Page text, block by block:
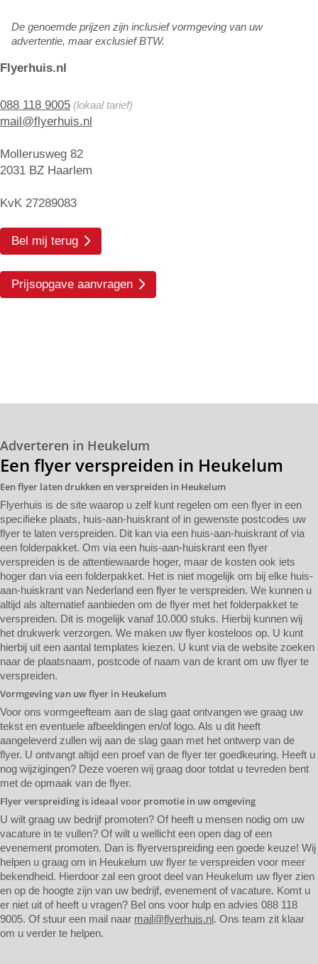
Flyerhuis.nl
088 118 9005 (lokaal tarief)
mail@flyerhuis.nl
Mollerusweg 82
2031 BZ Haarlem
KvK 27289083
Bel mij terug
Prijsopgave aanvragen
De genoemde prijzen zijn inclusief vormgeving van uw
advertentie, maar exclusief BTW.
Adverteren in Heukelum
Een flyer verspreiden in Heukelum
Een flyer laten drukken en verspreiden in Heukelum
Flyerhuis is de site waarop u zelf kunt regelen om een flyer in een
specifieke plaats, huis-aan-huiskrant of in gewenste postcodes uw
flyer te laten verspreiden. Dit kan via een huis-aan-huiskrant of via
een folderpakket. Om via een huis-aan-huiskrant een flyer
verspreiden is de attentiewaarde hoger, maar de kosten ook iets
hoger dan via een folderpakket. Het is niet mogelijk om bij elke huis-
aan-huiskrant van Nederland een flyer te verspreiden. We kunnen u
altijd als alternatief aanbieden om de flyer met het folderpakket te
verspreiden. Dit is mogelijk vanaf 10.000 stuks. Hierbij kunnen wij
het drukwerk verzorgen. We maken uw flyer kosteloos op. U kunt
hierbij uit een aantal templates kiezen. U kunt via de website zoeken
naar de plaatsnaam, postcode of naam van de krant om uw flyer te
verspreiden.
Vormgeving van uw flyer in Heukelum
Voor ons vormgeefteam aan de slag gaat ontvangen we graag uw
tekst en eventuele afbeeldingen en/of logo. Als u dit heeft
aangeleverd zullen wij aan de slag gaan met het ontwerp van de
flyer. U ontvangt altijd een proef van de flyer ter goedkeuring. Heeft u
nog wijzigingen? Deze voeren wij graag door totdat u tevreden bent
met de opmaak van de flyer.
Flyer verspreiding is ideaal voor promotie in uw omgeving
U wilt graag uw bedrijf promoten? Of heeft u mensen nodig om uw
vacature in te vullen? Of wilt u wellicht een open dag of een
evenement promoten. Dan is flyerverspreiding een goede keuze! Wij
helpen u graag om in Heukelum uw flyer te verspreiden voor meer
bekendheid. Hierdoor zal een groot deel van Heukelum uw flyer zien
en op de hoogte zijn van uw bedrijf, evenement of vacature. Komt u
er niet uit of heeft u vragen? Bel ons voor hulp en advies 088 118
9005. Of stuur een mail naar mail@flyerhuis.nl. Ons team zit klaar
om u verder te helpen.